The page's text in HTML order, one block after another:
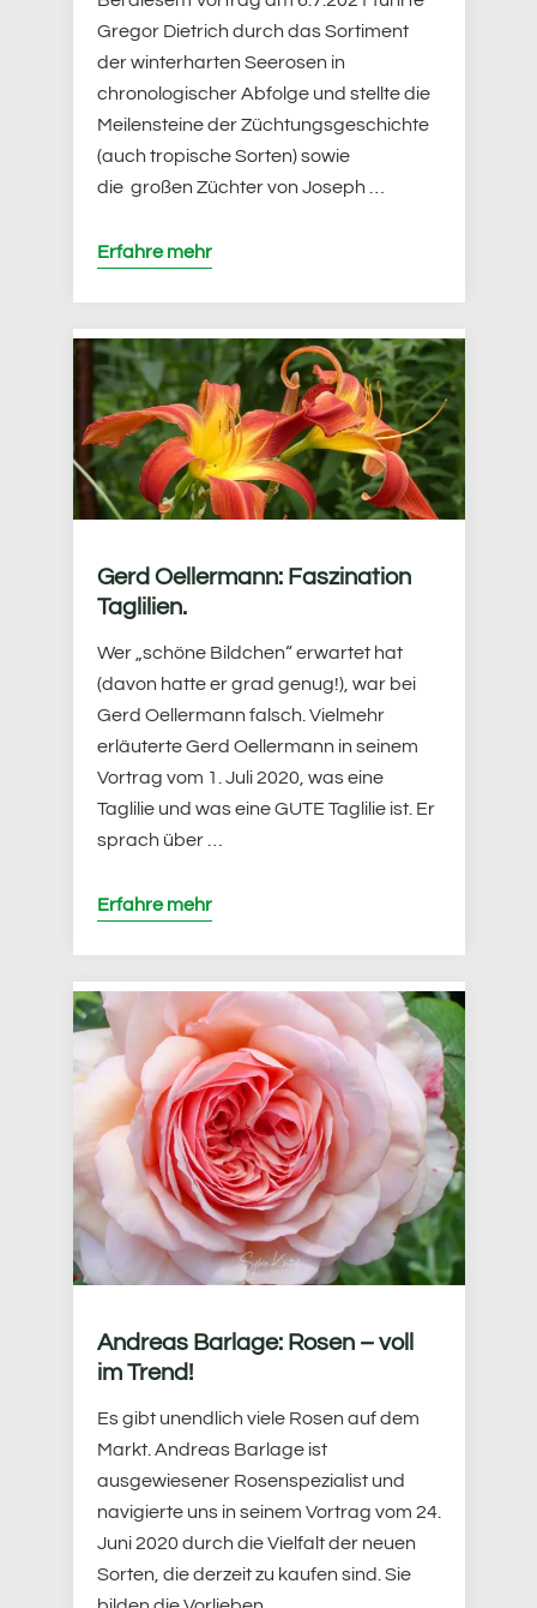
Gregor Dietrich durch das Sortiment
der winterharten Seerosen in
chronologischer Abfolge und stellte die
Meilensteine der Züchtungsgeschichte
(auch tropische Sorten) sowie
die großen Züchter von Joseph …
Erfahre mehr
Gerd Oellermann: Faszination
Taglilien.
Wer „schöne Bildchen“ erwartet hat
(davon hatte er grad genug!), war bei
Gerd Oellermann falsch. Vielmehr
erläuterte Gerd Oellermann in seinem
Vortrag vom 1. Juli 2020, was eine
Taglilie und was eine GUTE Taglilie ist. Er
sprach über …
Erfahre mehr
Andreas Barlage: Rosen – voll
im Trend!
Es gibt unendlich viele Rosen auf dem
Markt. Andreas Barlage ist
ausgewiesener Rosenspezialist und
navigierte uns in seinem Vortrag vom 24.
Juni 2020 durch die Vielfalt der neuen
Sorten, die derzeit zu kaufen sind. Sie